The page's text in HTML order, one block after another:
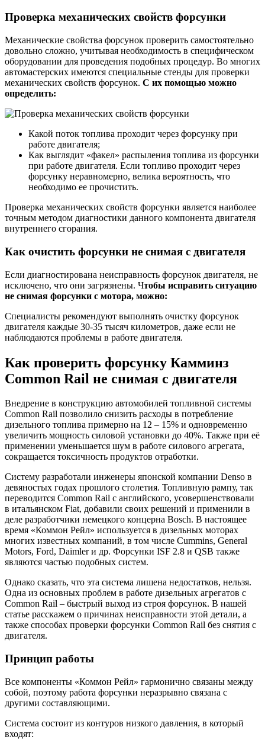
Проверка механических свойств форсунки
Механические свойства форсунок проверить самостоятельно
довольно сложно, учитывая необходимость в специфическом
оборудовании для проведения подобных процедур. Во многих
автомастерских имеются специальные стенды для проверки
механических свойств форсунок. С их помощью можно
определить:
Какой поток топлива проходит через форсунку при
работе двигателя;
Как выглядит «факел» распыления топлива из форсунки
при работе двигателя. Если топливо проходит через
форсунку неравномерно, велика вероятность, что
необходимо ее прочистить.
Проверка механических свойств форсунки является наиболее
точным методом диагностики данного компонента двигателя
внутреннего сгорания.
Как очистить форсунки не снимая с двигателя
Если диагностирована неисправность форсунок двигателя, не
исключено, что они загрязнены. Чтобы исправить ситуацию
не снимая форсунки с мотора, можно:
Специалисты рекомендуют выполнять очистку форсунок
двигателя каждые 30-35 тысяч километров, даже если не
наблюдаются проблемы в работе двигателя.
Как проверить форсунку Камминз
Common Rail не снимая с двигателя
Внедрение в конструкцию автомобилей топливной системы
Common Rail позволило снизить расходы в потребление
дизельного топлива примерно на 12 – 15% и одновременно
увеличить мощность силовой установки до 40%. Также при её
применении уменьшается шум в работе силового агрегата,
сокращается токсичность продуктов отработки.
Систему разработали инженеры японской компании Denso в
девяностых годах прошлого столетия. Топливную рампу, так
переводится Common Rail с английского, усовершенствовали
в итальянском Fiat, добавили своих решений и применили в
деле разработчики немецкого концерна Bosch. В настоящее
время «Коммон Рейл» используется в дизельных моторах
многих известных компаний, в том числе Cummins, General
Motors, Ford, Daimler и др. Форсунки ISF 2.8 и QSB также
являются частью подобных систем.
Однако сказать, что эта система лишена недостатков, нельзя.
Одна из основных проблем в работе дизельных агрегатов с
Common Rail – быстрый выход из строя форсунок. В нашей
статье расскажем о причинах неисправности этой детали, а
также способах проверки форсунки Common Rail без снятия с
двигателя.
Принцип работы
Все компоненты «Коммон Рейл» гармонично связаны между
собой, поэтому работа форсунки неразрывно связана с
другими составляющими.
Система состоит из контуров низкого давления, в который
входят: